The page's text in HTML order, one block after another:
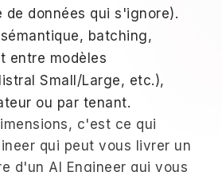
de données qui s'ignore).
batching,
entre modèles
Small/Large, etc.),
ou par tenant.
c'est ce qui
qui peut vous livrer un
d'un AI Engineer qui vous